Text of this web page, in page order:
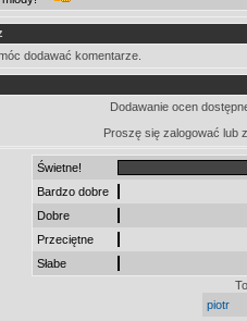
dodawać komentarze.
Dodawanie ocen
Proszę się zalogować lub
Świetne!
Bardzo dobre
Dobre
Przeciętne
Słabe
piotr